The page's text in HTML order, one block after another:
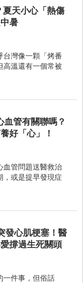
夏天小心「熱傷
暑
台灣像一顆「烤番
高溫還有一個常被
血管有關聯嗎？
好「心」！
血管問題送醫救治
，或是提早發現症
發心肌梗塞！醫
撐過生死關頭
一件事，但俗話